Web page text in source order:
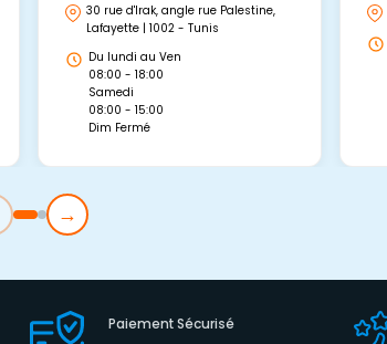
30 rue d'Irak, angle rue Palestine,
Lafayette | 1002 - Tunis
Du lundi au Ven
08:00 - 18:00
Samedi
08:00 - 15:00
Dim Fermé
→
Paiement Sécurisé